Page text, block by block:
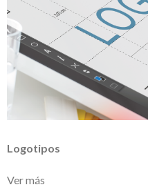
Logotipos
Ver más